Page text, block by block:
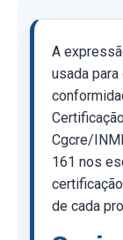
A
usada
Cgcre/
161 nos
de cada